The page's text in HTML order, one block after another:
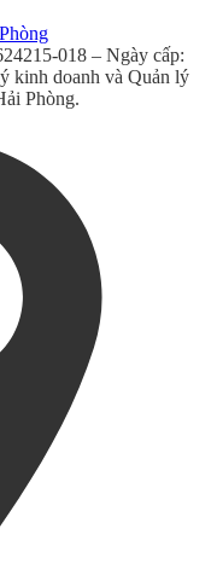
018 – Ngày cấp:
kinh doanh và Quản lý
Phòng.